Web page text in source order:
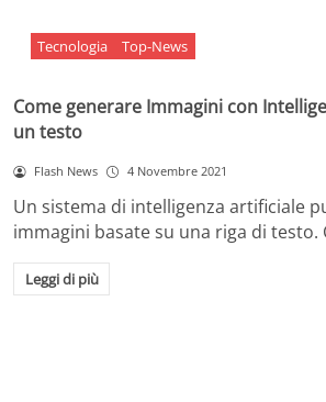
Tecnologia Top-News
Come generare Immagini con
un testo
Flash News 4 Novembre 2021
Un sistema di intelligenza artificiale
immagini basate su una riga di testo.
Leggi di più